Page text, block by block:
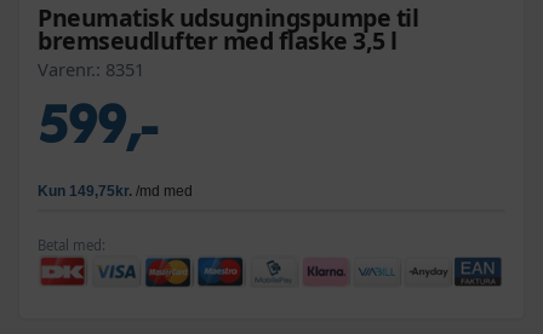
Pneumatisk udsugningspumpe til
bremseudlufter med flaske 3,5 l
Varenr.: 8351
599,-
Betal med: